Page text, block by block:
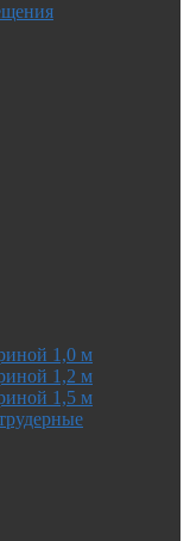
1,0 м
1,2 м
1,5 м